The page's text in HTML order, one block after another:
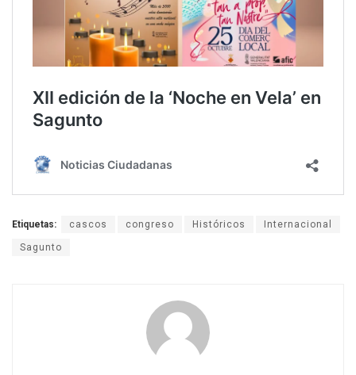
Etiquetas: cascos congreso Históricos Internacional
Sagunto